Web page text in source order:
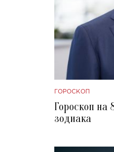
ГОРОСКОП
Гороскоп на
зодиака